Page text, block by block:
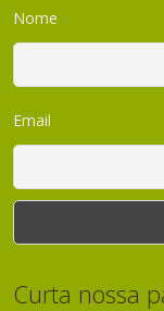
Nome
Email
Curta nossa